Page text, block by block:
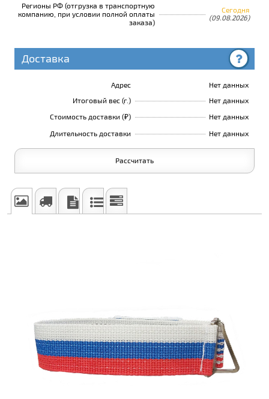
Регионы РФ (отгрузка в транспортную
компанию, при условии полной оплаты
заказа)
Сегодня
(09.08.2026)
Доставка
Адрес
Нет данных
Итоговый вес (г.)
Нет данных
Стоимость доставки (₽)
Нет данных
Длительность доставки
Нет данных
Рассчитать